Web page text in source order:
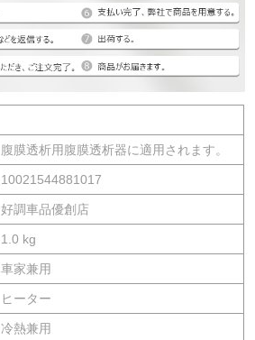
腹膜透析用腹膜透析器に適用されます。
10021544881017
好調車品優創店
1.0 kg
車家兼用
ヒーター
冷熱兼用